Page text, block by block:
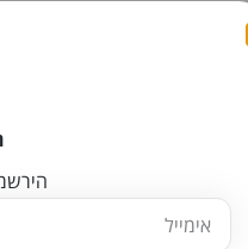
צמחי מרפא מערבית
עברו אימות ואושרו על
צמחי מרפא מערבית